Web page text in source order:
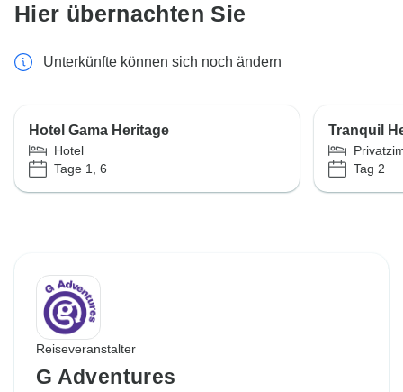
Hier übernachten Sie
Unterkünfte können sich noch ändern
Hotel Gama Heritage
Hotel
Tage 1, 6
Tranquil
Tag 2
Reiseveranstalter
G Adventures